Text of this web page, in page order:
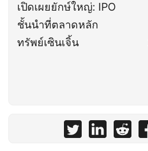
เปิดเผยยักษ์ใหญ่: IPO
ชั้นนำที่ตลาดหลัก
ทรัพย์เซินเจิ้น